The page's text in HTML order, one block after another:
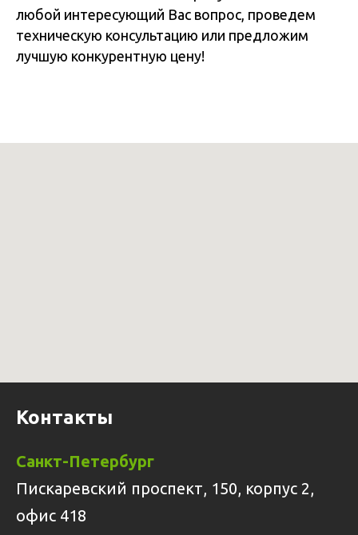
любой интересующий Вас вопрос, проведем
техническую консультацию или предложим
лучшую конкурентную цену!
Контакты
Санкт-Петербург
Пискаревский проспект, 150, корпус 2,
офис 418